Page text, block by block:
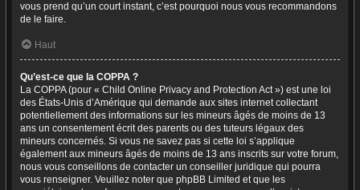
vous prend qu’un court instant, c’est pourquoi nous vous recommandons
de le faire.
Haut
Qu’est-ce que la COPPA ?
La COPPA (pour « Child Online Privacy and Protection Act ») est une loi
des États-Unis d’Amérique qui demande aux sites internet collectant
potentiellement des informations sur les mineurs âgés de moins de 13
ans un consentement écrit des parents ou des tuteurs légaux des
mineurs concernés. Si vous ne savez pas si cette loi s’applique
également aux mineurs âgés de moins de 13 ans inscrits sur votre forum,
nous vous conseillons de contacter un conseiller juridique qui pourra
vous renseigner. Veuillez noter que phpBB Limited et que les